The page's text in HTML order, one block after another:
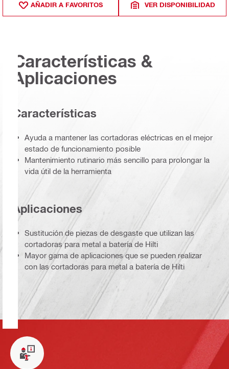
AÑADIR A FAVORITOS VER DISPONIBILIDAD
Características &
Aplicaciones
Caracterí­sticas
Ayuda a mantener las cortadoras eléctricas en el mejor
estado de funcionamiento posible
Mantenimiento rutinario más sencillo para prolongar la
vida útil de la herramienta
Aplicaciones
Sustitución de piezas de desgaste que utilizan las
cortadoras para metal a batería de Hilti
Mayor gama de aplicaciones que se pueden realizar
con las cortadoras para metal a batería de Hilti